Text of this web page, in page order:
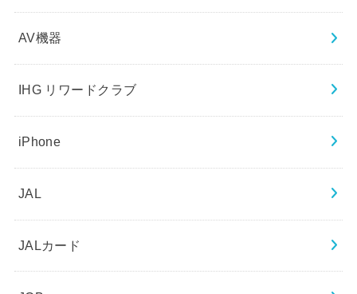
AV機器
IHG リワードクラブ
iPhone
JAL
JALカード